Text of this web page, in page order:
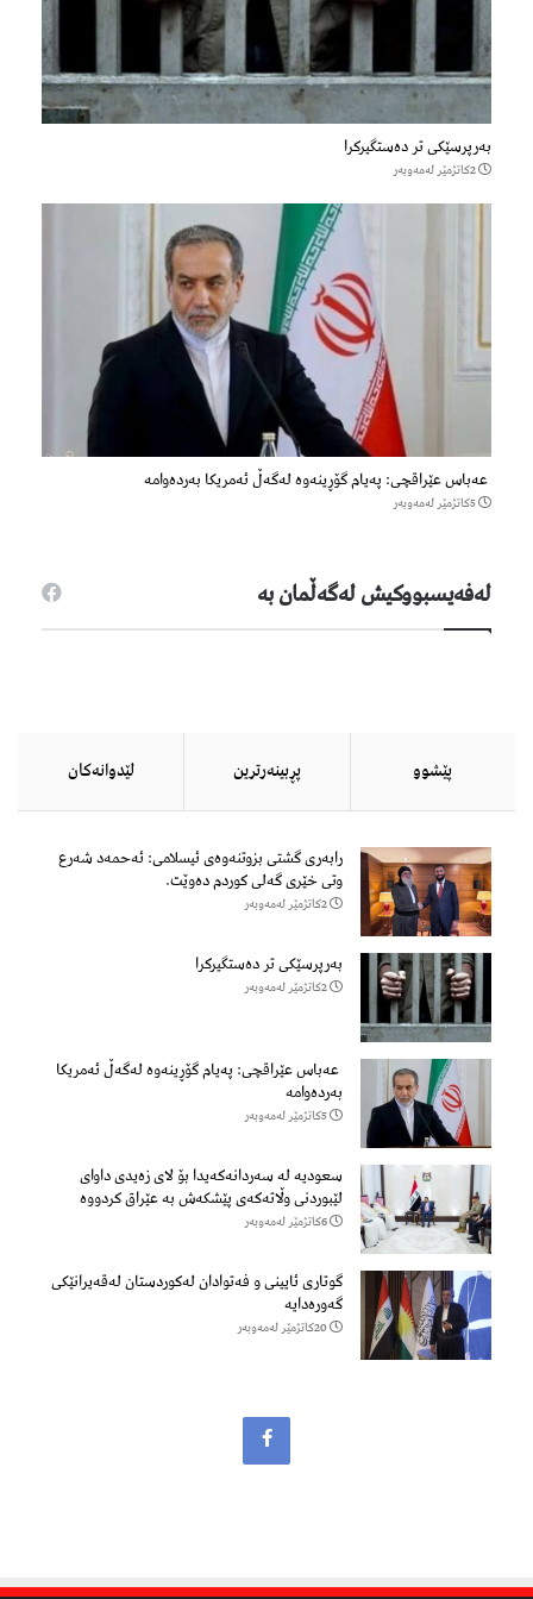
بەرپرسێکی تر دەستگیرکرا
2كاتژمێر لەمەوبەر
عەباس عێراقچی: پەیام گۆڕینەوە لەگەڵ ئەمریکا بەردەوامە
5كاتژمێر لەمەوبەر
لەفەیسبووكیش لەگەڵمان بە
پێشوو پڕبینەرترین لێدوانەكان
رابه‌ری گشتی بزوتنه‌وه‌ی ئیسلامی: ئه‌حمه‌د شه‌رع
وتی خێری گه‌لی كوردم ده‌وێت.
2كاتژمێر لەمەوبەر
بەرپرسێکی تر دەستگیرکرا
2كاتژمێر لەمەوبەر
عەباس عێراقچی: پەیام گۆڕینەوە لەگەڵ ئەمریکا
بەردەوامە
5كاتژمێر لەمەوبەر
سعودیە لە سەردانەكەیدا بۆ لای زەیدی داوای
لێبوردنی وڵاتەكەی پێشكەش بە عێراق كردووە
6كاتژمێر لەمەوبەر
گوتاری ئایینی و فەتوادان لەکوردستان لەقەیرانێکی
گەورەدایە
20كاتژمێر لەمەوبەر